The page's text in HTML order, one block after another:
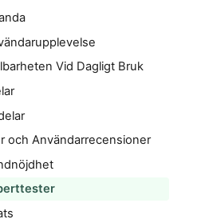
Vid Dagligt Bruk
och Användarrecensioner